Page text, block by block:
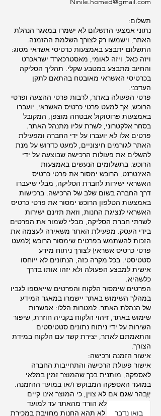
תשלום:
נתוני אמצעי התשלום לא ישמרו במאגר הנהלת
האתר, וישמשו רק לצורך השלמת ההזמנה.
התשלום יתבצע באמצעות כרטיסי אשראי מסוג:
ויזה כאל, ויזה לאומי, מאסטרכארד ישראכרט
והחיוב מתבצע במטבע שקלי. תהליך הסליקה
בכרטיסי האשראי מאובטח בהתאם לתקן
העדכני.
פרטי הפעולה באתר, לרבות פרטי ההצעה ופרטי
הרוכש, אך למעט פרטי כרטיס האשראי, יועברו
באמצעות פרוטוקול אבטחה מוצפן, המקובל
בסחר אלקטרוני, לשרת עליו מתנהל האתר.
פרטים אלו לא יועברו על ידי החברה ומפעילת
האתר לגורמים חיצוניים, למעט כדרוש על מנת
להשלים את פעולות הרכישה שבוצעה על ידי
הרוכש. בתשלומים הנעשים באמצעות
האינטרנט, הרוכש ימסור את פרטי כרטיס
האשראי ישירות לחברת הסליקה, מבלי שיעברו
דרך החברה בשום שלב של הרכישה. ברכישות
באמצעות הטלפון הרוכש ימסור את פרטי כרטיס
האשראי לנציגת החנות, וזאת תזינם ישירות
לשרתי חברת הסליקה, מבלי לשמור את הפרטים
בידי העסק. מפעילת האתר משאירה לעצמה את
הזכות להשתמש בפרטים שימסור הרוכש (למעט
פרטי כרטיס אשראי) לצורך ניתוח מידע
סטטיסטי. בכל מקרה כזה, הנתונים לא ייוחסו
אישית למבצע הפעולה ולא יזהו אותו בדרך
כלשהיא.
הפרטים שימסור הלקוח והפרטים שייאספו לגביו
במהלך השימוש באתר יישמרו במאגר המידע
של הנהלת האתר. למטרות הללו: אפשרות
שימוש באתר, זיהוי הלקוח בקנייה חוזרת, שיפור
השירות על ידי ניתוח נתונים סטטיסטים
והתאמתם לאתר, יצירת קשר עם הלקוח במידת
הצורך.
אישור הזמנה ורכישה:
אישור פעולת הרכישה והתחייבות החברה
לאספקה, מותנית בכך שהמוצר זמין במלאי
במועד האספקה המבוקש ו/או במועד ההזמנה.
יובהר שגם אם לא צוין, כי המוצר אינו קיים
במלאי והמוצר לא הורד מהאתר עד למועד
ביצוע ההזמנה, לא תהא החנות מחויבת במכירת
בואו נדבר